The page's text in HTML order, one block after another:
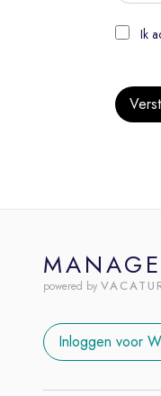
Ik
powered by
Inloggen voor